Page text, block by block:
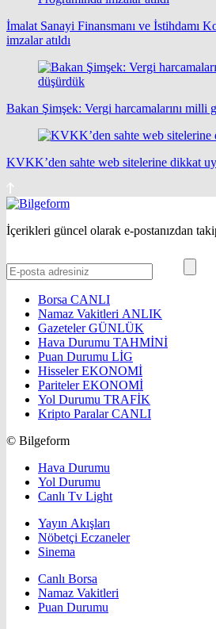
İmalat Sanayi Finansmanı ve İstihdamı
imzalar atıldı
Bakan Şimşek: Vergi harcamalarını milli
KVKK’den sahte web sitelerine dikkat
İçerikleri güncel olarak e-postanızdan
Borsa CANLI
Namaz Vakitleri ANLIK
GazetelerGÜNLÜK
Hava Durumu TAHMİNİ
Puan Durumu LİG
HisselerEKONOMİ
ParitelerEKONOMİ
Yol Durumu TRAFİK
Kripto ParalarCANLI
© Bilgeform
Hava Durumu
Yol Durumu
Canlı Tv Light
Yayın Akışları
Nöbetçi Eczaneler
Sinema
Canlı Borsa
Namaz Vakitleri
Puan Durumu